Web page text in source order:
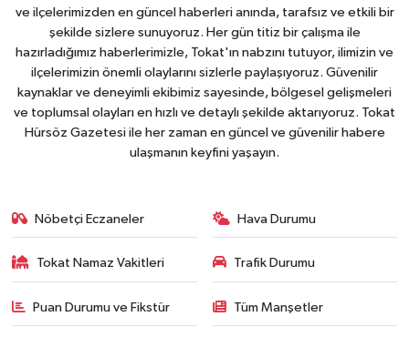
ve ilçelerimizden en güncel haberleri anında, tarafsız ve etkili bir
şekilde sizlere sunuyoruz. Her gün titiz bir çalışma ile
hazırladığımız haberlerimizle, Tokat'ın nabzını tutuyor, ilimizin ve
ilçelerimizin önemli olaylarını sizlerle paylaşıyoruz. Güvenilir
kaynaklar ve deneyimli ekibimiz sayesinde, bölgesel gelişmeleri
ve toplumsal olayları en hızlı ve detaylı şekilde aktarıyoruz. Tokat
Hürsöz Gazetesi ile her zaman en güncel ve güvenilir habere
ulaşmanın keyfini yaşayın.
Nöbetçi Eczaneler Hava Durumu
Tokat Namaz Vakitleri Trafik Durumu
Puan Durumu ve Fikstür Tüm Manşetler